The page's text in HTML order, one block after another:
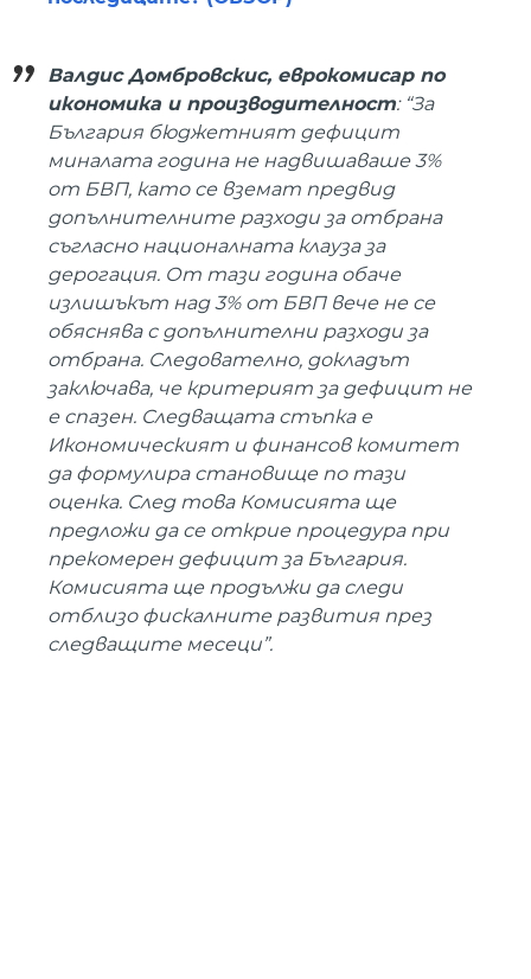
Валдис Домбровскис, еврокомисар по
икономика и производителност: “За
България бюджетният дефицит
миналата година не надвишаваше 3%
от БВП, като се вземат предвид
допълнителните разходи за отбрана
съгласно националната клауза за
дерогация. От тази година обаче
излишъкът над 3% от БВП вече не се
обяснява с допълнителни разходи за
отбрана. Следователно, докладът
заключава, че критерият за дефицит не
е спазен. Следващата стъпка е
Икономическият и финансов комитет
да формулира становище по тази
оценка. След това Комисията ще
предложи да се открие процедура при
прекомерен дефицит за България.
Комисията ще продължи да следи
отблизо фискалните развития през
следващите месеци”.